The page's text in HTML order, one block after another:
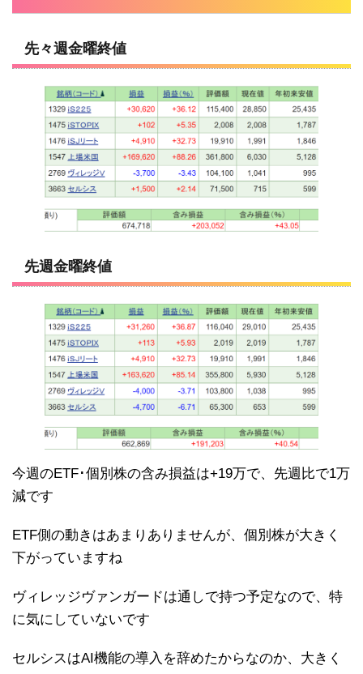
先々週金曜終値
先週金曜終値
今週のETF･個別株の含み損益は+19万で、先週比で1万
減です
ETF側の動きはあまりありませんが、個別株が大きく
下がっていますね
ヴィレッジヴァンガードは通しで持つ予定なので、特
に気にしていないです
セルシスはAI機能の導入を辞めたからなのか、大きく